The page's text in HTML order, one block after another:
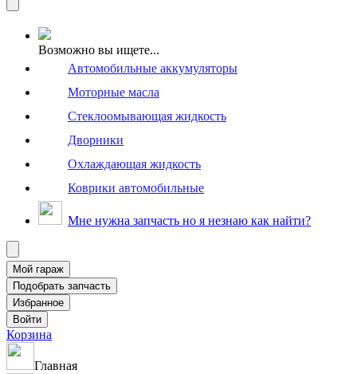
Возможно вы ищете...
Автомобильные аккумуляторы
Моторные масла
Стеклоомывающая жидкость
Дворники
Охлаждающая жидкость
Коврики автомобильные
Мне нужна запчасть но я незнаю как найти?
Корзина
Главная